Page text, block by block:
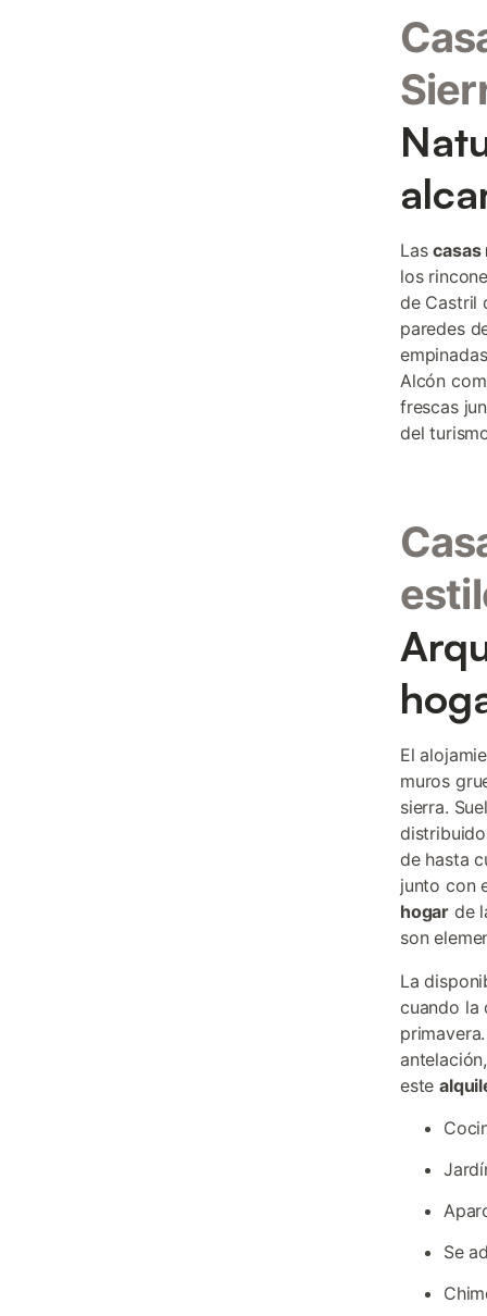
Lascasas
los
de Castril
paredes
Alcón
frescas
del
El
muros
sierra.
de hasta
junto con
hogar de
son
La
cuando la
este
Se